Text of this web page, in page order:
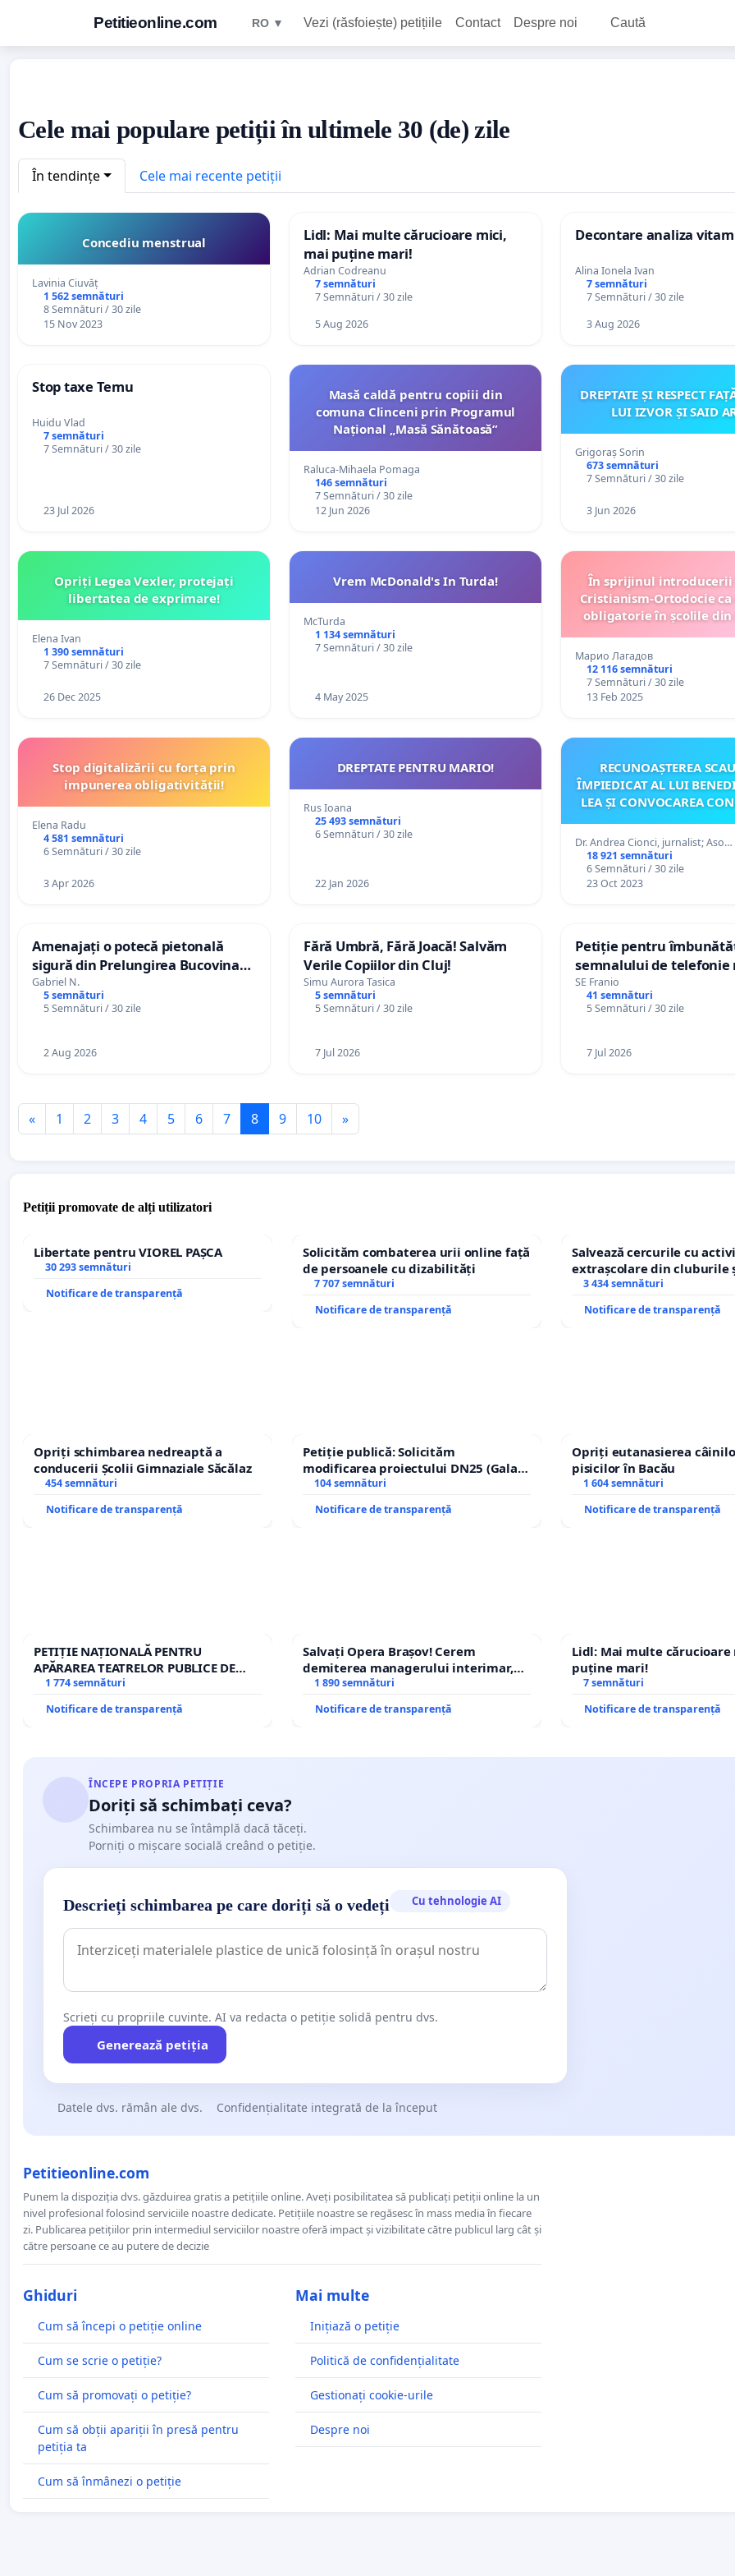
Petitieonline.com RO ▼ Vezi (răsfoiește) petițiile Contact Despre noi Caută
Cele mai populare petiții în ultimele 30 (de) zile
În tendințe Cele mai recente petiții
Concediu menstrual
Lavinia Ciuvăț
1 562 semnături
8 Semnături / 30 zile
15 Nov 2023
Lidl: Mai multe cărucioare mici,
mai puține mari!
Adrian Codreanu
7 semnături
7 Semnături / 30 zile
5 Aug 2026
Decontare analiza
Alina Ionela Ivan
7 semnături
7 Semnături / 30 zile
3 Aug 2026
Stop taxe Temu
Huidu Vlad
7 semnături
7 Semnături / 30 zile
23 Jul 2026
Masă caldă pentru copiii din
comuna Clinceni prin Programul
Național „Masă Sănătoasă”
Raluca-Mihaela Pomaga
146 semnături
7 Semnături / 30 zile
12 Jun 2026
DREPTATE ȘI RESPECT
LUI IZVOR ȘI SAID
Grigoraș Sorin
673 semnături
7 Semnături / 30 zile
3 Jun 2026
Opriți Legea Vexler, protejați
libertatea de exprimare!
Elena Ivan
1 390 semnături
7 Semnături / 30 zile
26 Dec 2025
Vrem McDonald's In Turda!
McTurda
1 134 semnături
7 Semnături / 30 zile
4 May 2025
În sprijinul introducerii
Cristianism-Ortodocie
obligatorie în școlile din
Марио Лагадов
12 116 semnături
7 Semnături / 30 zile
13 Feb 2025
Stop digitalizării cu forța prin
impunerea obligativității!
Elena Radu
4 581 semnături
6 Semnături / 30 zile
3 Apr 2026
DREPTATE PENTRU MARIO!
Rus Ioana
25 493 semnături
6 Semnături / 30 zile
22 Jan 2026
RECUNOAȘTEREA
ÎMPIEDICAT AL LUI
LEA ȘI CONVOCAREA
Dr. Andrea Cionci, jurnalist; Aso…
18 921 semnături
6 Semnături / 30 zile
23 Oct 2023
Amenajați o potecă pietonală
sigură din Prelungirea Bucovina
către plajă!
Gabriel N.
5 semnături
5 Semnături / 30 zile
2 Aug 2026
Fără Umbră, Fără Joacă! Salvăm
Verile Copiilor din Cluj!
Simu Aurora Tasica
5 semnături
5 Semnături / 30 zile
7 Jul 2026
Petiție pentru
semnalului de telefonie
internet în Zona Buceș-
SE Franio
41 semnături
5 Semnături / 30 zile
7 Jul 2026
« 1 2 3 4 5 6 7 8 9 10 »
Petiții promovate de alți utilizatori
Libertate pentru VIOREL PAȘCA
30 293 semnături
Notificare de transparență
Solicităm combaterea urii online față
de persoanele cu dizabilități
7 707 semnături
Notificare de transparență
Salvează cercurile cu
extrașcolare din cluburile
copiilor
3 434 semnături
Notificare de transparență
Opriți schimbarea nedreaptă a
conducerii Școlii Gimnaziale Săcălaz
454 semnături
Notificare de transparență
Petiție publică: Solicităm
modificarea proiectului DN25 (Galați
– Hanu Conachi) prin devierea
traseului în afara localităților!
104 semnături
Notificare de transparență
Opriți eutanasierea
pisicilor în Bacău
1 604 semnături
Notificare de transparență
PETIȚIE NAȚIONALĂ PENTRU
APĂRAREA TEATRELOR PUBLICE DE
REPERTORIU DIN ROMÂNIA
1 774 semnături
Notificare de transparență
Salvați Opera Brașov! Cerem
demiterea managerului interimar,
Petrean Lucian-Marius!
1 890 semnături
Notificare de transparență
Lidl: Mai multe cărucioare
puține mari!
7 semnături
Notificare de transparență
ÎNCEPE PROPRIA PETIȚIE
Doriți să schimbați ceva?
Schimbarea nu se întâmplă dacă tăceți.
Porniți o mișcare socială creând o petiție.
Descrieți schimbarea pe care doriți să o vedeți Cu tehnologie AI
Scrieți cu propriile cuvinte. AI va redacta o petiție solidă pentru dvs.
Generează petiția
Datele dvs. rămân ale dvs. Confidențialitate integrată de la început
Petitieonline.com
Punem la dispoziția dvs. găzduirea gratis a petițiile online. Aveți posibilitatea să publicați petiții online la un
nivel profesional folosind serviciile noastre dedicate. Petițiile noastre se regăsesc în mass media în fiecare
zi. Publicarea petițiilor prin intermediul serviciilor noastre oferă impact și vizibilitate către publicul larg cât și
către persoane ce au putere de decizie
Ghiduri
Cum să începi o petiție online
Cum se scrie o petiție?
Cum să promovați o petiție?
Cum să obții apariții în presă pentru
petiția ta
Cum să înmânezi o petiție
Mai multe
Inițiază o petiție
Politică de confidențialitate
Gestionați cookie-urile
Despre noi